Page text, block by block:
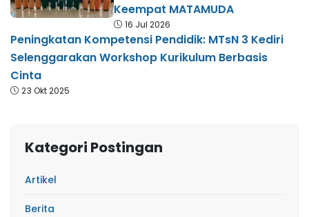
Keempat MATAMUDA
16 Jul 2026
Peningkatan Kompetensi Pendidik: MTsN 3 Kediri
Selenggarakan Workshop Kurikulum Berbasis
Cinta
23 Okt 2025
Kategori Postingan
Artikel
Berita